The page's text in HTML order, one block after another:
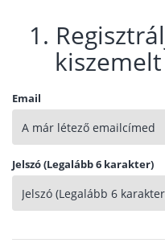
1.
Email
Jelszó (Legalább 6 karakter)